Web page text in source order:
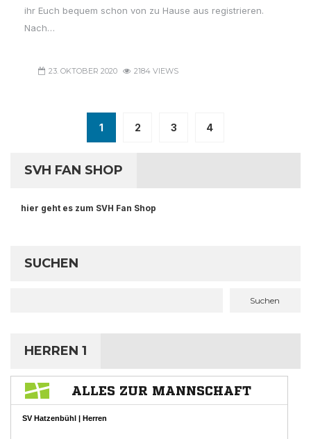
ihr Euch bequem schon von zu Hause aus registrieren.
Nach…
23. OKTOBER 2020 2184 VIEWS
1 2 3 4
SVH FAN SHOP
hier geht es zum SVH Fan Shop
SUCHEN
Suchen
HERREN 1